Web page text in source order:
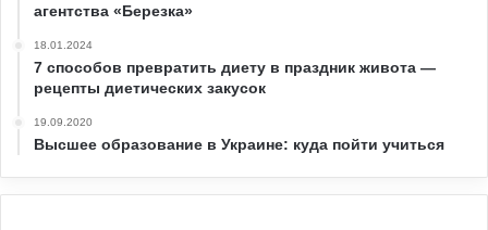
агентства «Березка»
18.01.2024
7 способов превратить диету в праздник живота —
рецепты диетических закусок
19.09.2020
Высшее образование в Украине: куда пойти учиться